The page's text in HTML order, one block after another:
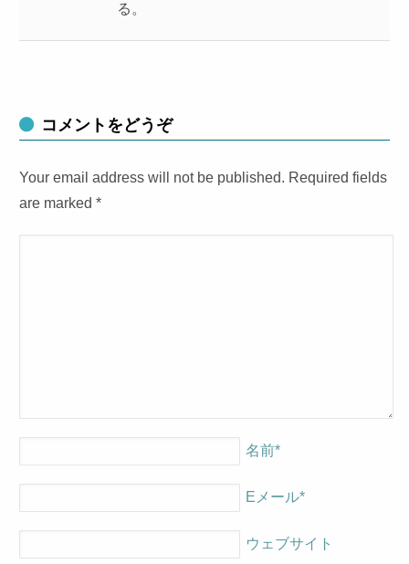
る。
コメントをどうぞ
Your email address will not be published. Required fields
are marked*
名前*
Eメール*
ウェブサイト